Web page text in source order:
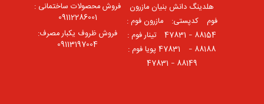
هلدینگ دانش بنیان مازرون
فوم ⠀کدپستی: ⠀مازرون فوم :
88154 – 47831 ⠀تینار فوم :
88188 – 47831⠀ پویا فوم :
88149 – 47831
فروش محصولات ساختمانی :
09112286001
فروش ظروف یکبار مصرف:
09113197004